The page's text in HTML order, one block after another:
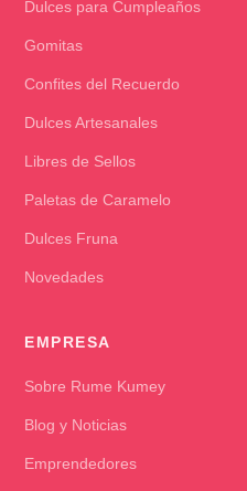
Dulces para Cumpleaños
Gomitas
Confites del Recuerdo
Dulces Artesanales
Libres de Sellos
Paletas de Caramelo
Dulces Fruna
Novedades
EMPRESA
Sobre Rume Kumey
Blog y Noticias
Emprendedores